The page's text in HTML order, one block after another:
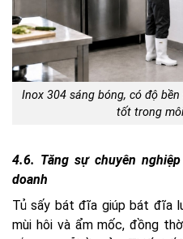
Inox 304 sáng bóng, có độ
tốt trong
4.6. Tăng sự chuyên
doanh
Tủ sấy bát đĩa giúp bát đĩa
mùi hôi và ẩm mốc, đồng